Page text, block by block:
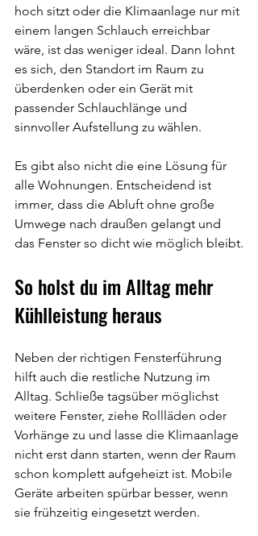
hoch sitzt oder die Klimaanlage nur mit
einem langen Schlauch erreichbar
wäre, ist das weniger ideal. Dann lohnt
es sich, den Standort im Raum zu
überdenken oder ein Gerät mit
passender Schlauchlänge und
sinnvoller Aufstellung zu wählen.
Es gibt also nicht die eine Lösung für
alle Wohnungen. Entscheidend ist
immer, dass die Abluft ohne große
Umwege nach draußen gelangt und
das Fenster so dicht wie möglich bleibt.
So holst du im Alltag mehr
Kühlleistung heraus
Neben der richtigen Fensterführung
hilft auch die restliche Nutzung im
Alltag. Schließe tagsüber möglichst
weitere Fenster, ziehe Rollläden oder
Vorhänge zu und lasse die Klimaanlage
nicht erst dann starten, wenn der Raum
schon komplett aufgeheizt ist. Mobile
Geräte arbeiten spürbar besser, wenn
sie frühzeitig eingesetzt werden.